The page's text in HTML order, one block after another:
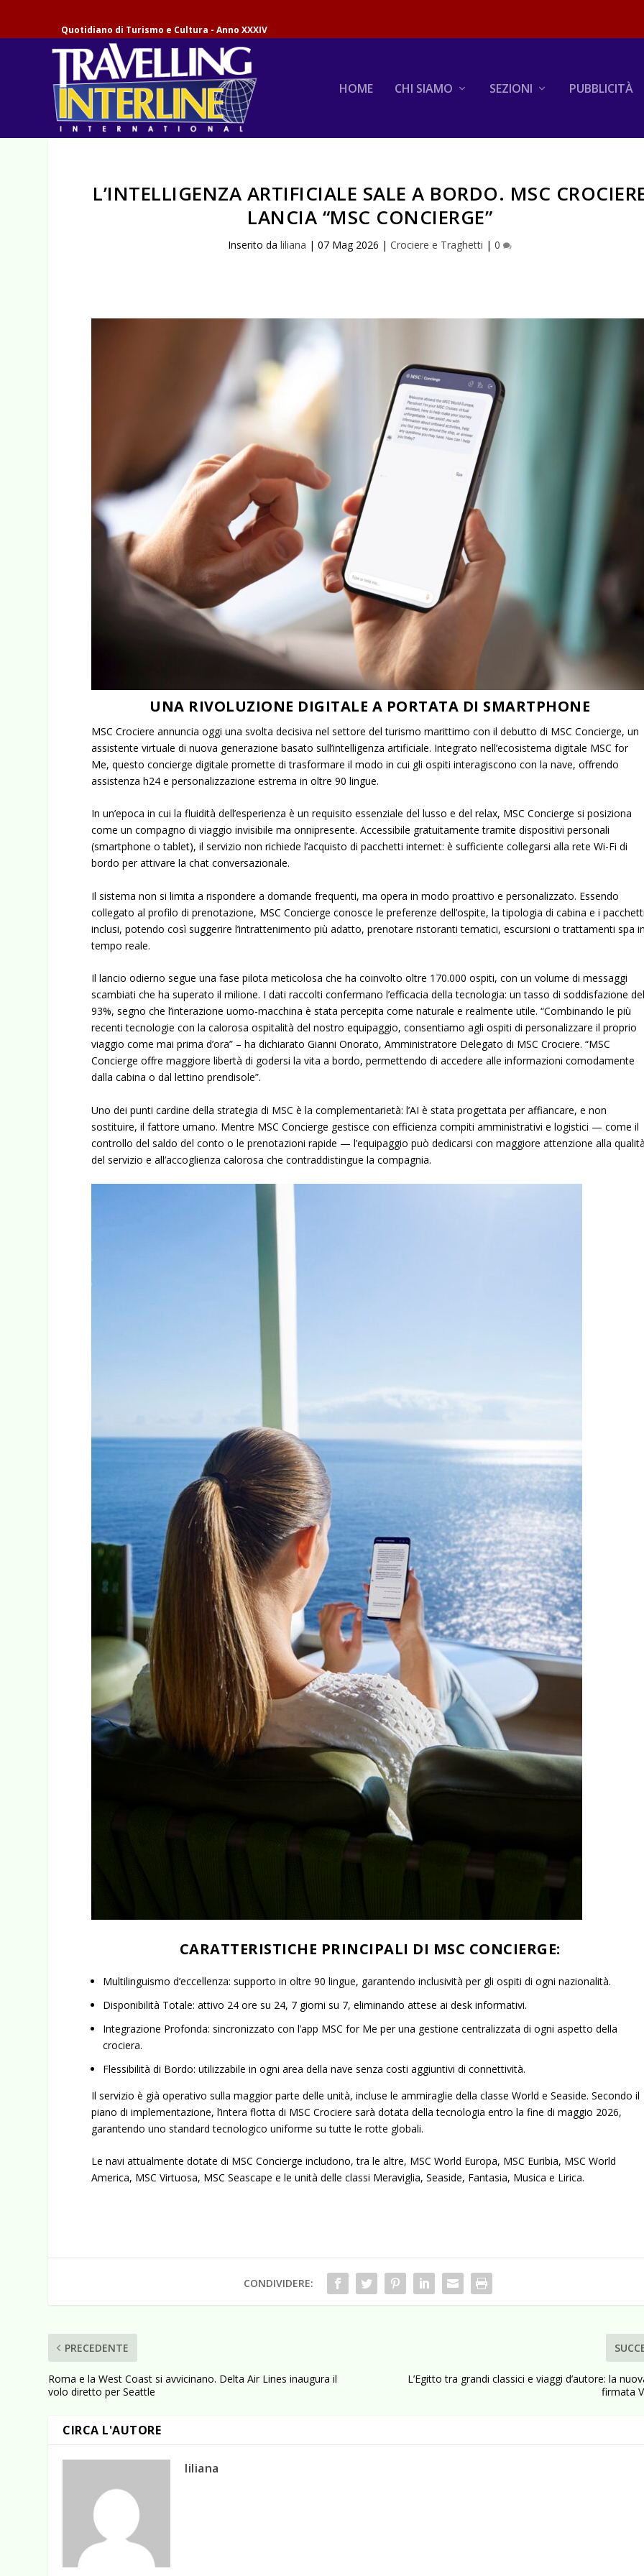
Quotidiano di Turismo e Cultura - Anno XXXIV
HOME CHI SIAMO SEZIONI PUBBLICITÀ
L’INTELLIGENZA ARTIFICIALE SALE A BORDO. MSC
LANCIA “MSC CONCIERGE”
Inserito daliliana |07 Mag 2026 |Crociere e Traghetti |0
UNA RIVOLUZIONE DIGITALE A PORTATA DI SMARTPHONE
MSC Crociere annuncia oggi una svolta decisiva nel settore del turismo marittimo con il debutto di MSC Concierge, un
assistente virtuale di nuova generazione basato sull’intelligenza artificiale. Integrato nell’ecosistema digitale MSC for
Me, questo concierge digitale promette di trasformare il modo in cui gli ospiti interagiscono con la nave, offrendo
assistenza h24 e personalizzazione estrema in oltre 90 lingue.
In un’epoca in cui la fluidità dell’esperienza è un requisito essenziale del lusso e del relax, MSC Concierge si posiziona
come un compagno di viaggio invisibile ma onnipresente. Accessibile gratuitamente tramite dispositivi personali
(smartphone o tablet), il servizio non richiede l’acquisto di pacchetti internet: è sufficiente collegarsi alla rete Wi-Fi di
bordo per attivare la chat conversazionale.
Il sistema non si limita a rispondere a domande frequenti, ma opera in modo proattivo e personalizzato. Essendo
collegato al profilo di prenotazione, MSC Concierge conosce le preferenze dell’ospite, la tipologia di cabina e i
inclusi, potendo così suggerire l’intrattenimento più adatto, prenotare ristoranti tematici, escursioni o trattamenti spa
tempo reale.
Il lancio odierno segue una fase pilota meticolosa che ha coinvolto oltre 170.000 ospiti, con un volume di messaggi
scambiati che ha superato il milione. I dati raccolti confermano l’efficacia della tecnologia: un tasso disoddisfazione
93%, segno che l’interazione uomo-macchina è stata percepita come naturale e realmente utile.“Combinando le più
recenti tecnologie con la calorosa ospitalità del nostro equipaggio, consentiamo agli ospiti di personalizzare il proprio
viaggio come mai prima d’ora” – ha dichiaratoGianni Onorato, Amministratore Delegato di MSC Crociere.“MSC
Concierge offre maggiore libertà di godersi la vita a bordo, permettendo di accedere alle informazioni comodamente
dalla cabina o dal lettino prendisole”.
Uno dei punti cardine della strategia di MSC è la complementarietà: l’AI è stata progettata per affiancare, e non
sostituire, il fattore umano. Mentre MSC Concierge gestisce con efficienza compiti amministrativi e logistici — come il
controllo del saldo del conto o le prenotazioni rapide — l’equipaggio può dedicarsi con maggiore attenzione alla
del servizio e all’accoglienza calorosa che contraddistingue la compagnia.
CARATTERISTICHE PRINCIPALI DI MSC CONCIERGE:
Multilinguismo d’eccellenza: supporto in oltre 90 lingue, garantendo inclusività per gli ospiti di ogni nazionalità.
Disponibilità Totale: attivo 24 ore su 24, 7 giorni su 7, eliminando attese ai desk informativi.
Integrazione Profonda: sincronizzato con l’app MSC for Me per una gestione centralizzata di ogni aspetto della
crociera.
Flessibilità di Bordo: utilizzabile in ogni area della nave senza costi aggiuntivi di connettività.
Il servizio è già operativo sulla maggior parte delle unità, incluse le ammiraglie della classeWorld eSeaside. Secondo il
piano di implementazione, l’intera flotta di MSC Crociere sarà dotata della tecnologiaentro la fine di maggio 2026,
garantendo uno standard tecnologico uniforme su tutte le rotte globali.
Le navi attualmente dotate di MSC Concierge includono, tra le altre, MSC World Europa, MSC Euribia, MSC World
America, MSC Virtuosa, MSC Seascape e le unità delle classi Meraviglia, Seaside, Fantasia, Musica e Lirica.
CONDIVIDERE:
PRECEDENTE
Roma e la West Coast si avvicinano. Delta Air Lines inaugura il
volo diretto per Seattle
L’Egitto tra grandi classici e viaggi d’autore: la
firmata
CIRCA L'AUTORE
liliana